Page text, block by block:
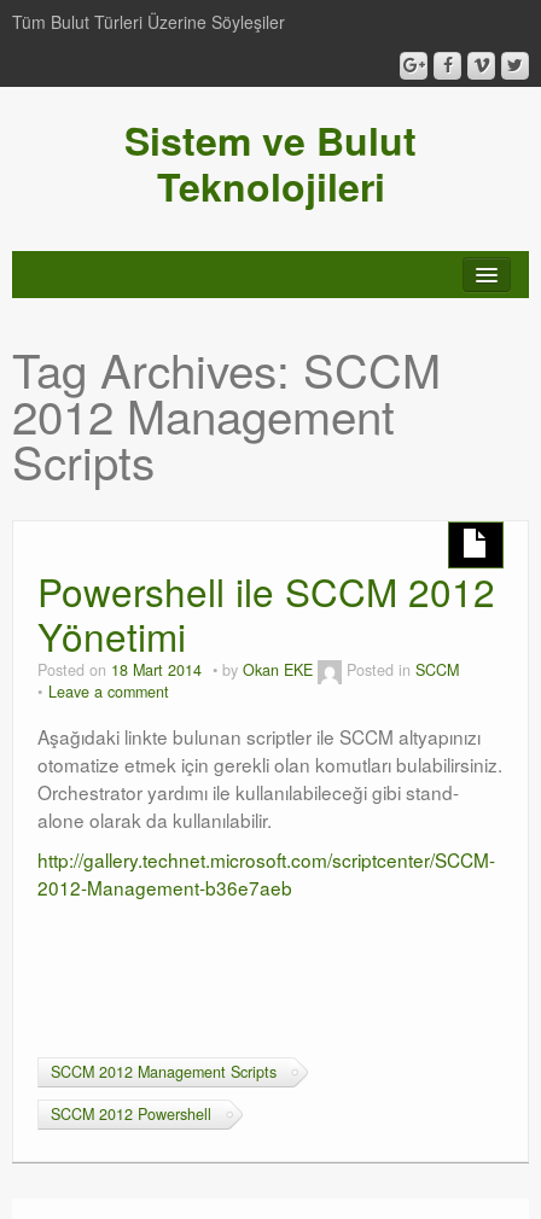
Tüm Bulut Türleri Üzerine Söyleşiler
Sistem ve Bulut
Teknolojileri
Genel
Video-Webcast-Seminer
Windows Server Family
Orchestrator
Watchguard
PHP & MySQL
Exchange
Tag Archives: SCCM
2012 Management
Scripts
Powershell ile SCCM 2012
Yönetimi
Posted on 18 Mart 2014 by Okan EKE Posted in SCCM
Leave a comment
Aşağıdaki linkte bulunan scriptler ile SCCM altyapınızı
otomatize etmek için gerekli olan komutları bulabilirsiniz.
Orchestrator yardımı ile kullanılabileceği gibi stand-
alone olarak da kullanılabilir.
http://gallery.technet.microsoft.com/scriptcenter/SCCM-
2012-Management-b36e7aeb
SCCM 2012 Management Scripts
SCCM 2012 Powershell